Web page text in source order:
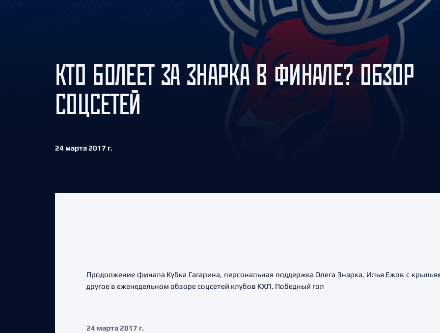
Амур
Барыс
Салават Юлаев
Сибирь
КТО БОЛЕЕТ ЗА ЗНАРКА В ФИНАЛЕ? ОБЗОР
СОЦСЕТЕЙ
24 марта 2017 г.
Продолжение финала Кубка Гагарина, персональная поддержка Олега Знарка, Илья Ежов с
другое в еженедельном обзоре соцсетей клубов КХЛ. Победный гол
24 марта 2017 г.